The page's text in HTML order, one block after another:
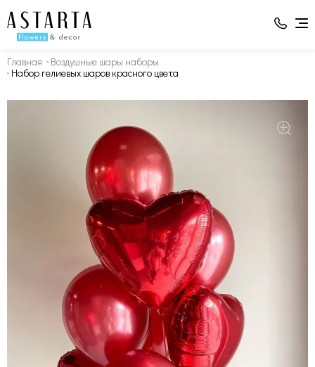
Главная
Воздушные шары наборы
Набор гелиевых шаров красного цвета